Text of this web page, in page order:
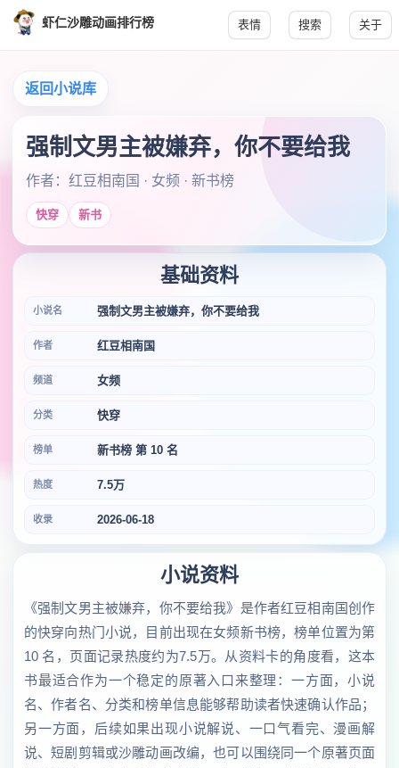
虾仁沙雕动画排行榜 表情 搜索 关于
返回小说库
强制文男主被嫌弃，你不要给我
作者：红豆相南国 · 女频 · 新书榜
快穿 新书
基础资料
小说名 强制文男主被嫌弃，你不要给我
作者 红豆相南国
频道 女频
分类 快穿
榜单 新书榜 第 10 名
热度 7.5万
收录 2026-06-18
小说资料
《强制文男主被嫌弃，你不要给我》是作者红豆相南国创作
的快穿向热门小说，目前出现在女频新书榜，榜单位置为第
10 名，页面记录热度约为7.5万。从资料卡的角度看，这本
书最适合作为一个稳定的原著入口来整理：一方面，小说
名、作者名、分类和榜单信息能够帮助读者快速确认作品；
另一方面，后续如果出现小说解说、一口气看完、漫画解
说、短剧剪辑或沙雕动画改编，也可以围绕同一个原著页面